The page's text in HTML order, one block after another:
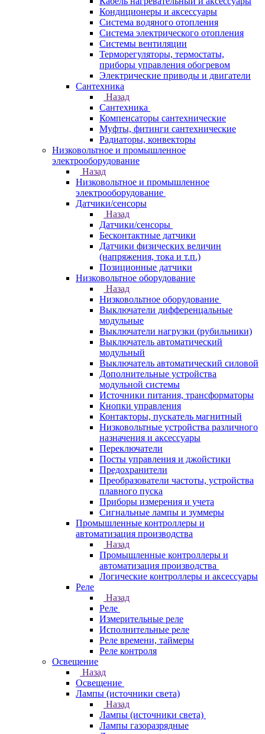
Кондиционеры и аксессуары
Система водяного отопления
Система электрического отопления
Системы вентиляции
Терморегуляторы, термостаты,
приборы управления обогревом
Электрические приводы и двигатели
Сантехника
Назад
Сантехника
Компенсаторы сантехнические
Муфты, фитинги сантехнические
Радиаторы, конвекторы
Низковольтное и промышленное
электрооборудование
Назад
Низковольтное и промышленное
электрооборудование
Датчики/сенсоры
Назад
Датчики/сенсоры
Бесконтактные датчики
Датчики физических величин
(напряжения, тока и т.п.)
Позиционные датчики
Низковольтное оборудование
Назад
Низковольтное оборудование
Выключатели дифференцальные
модульные
Выключатели нагрузки (рубильники)
Выключатель автоматический
модульный
Выключатель автоматический силовой
Дополнительные устройства
модульной системы
Источники питания, трансформаторы
Кнопки управления
Контакторы, пускатель магнитный
Низковольтные устройства различного
назначения и аксессуары
Переключатели
Посты управления и джойстики
Предохранители
Преобразователи частоты, устройства
плавного пуска
Приборы измерения и учета
Сигнальные лампы и зуммеры
Промышленные контроллеры и
автоматизация производства
Назад
Промышленные контроллеры и
автоматизация производства
Логические контроллеры и аксессуары
Реле
Назад
Реле
Измерительные реле
Исполнительные реле
Реле времени, таймеры
Реле контроля
Освещение
Назад
Освещение
Лампы (источники света)
Назад
Лампы (источники света)
Лампы газоразрядные